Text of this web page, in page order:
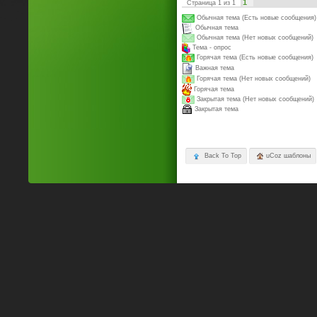
Страница1 из1 1
Обычная тема (Есть новые сообщения)
Обычная тема
Обычная тема (Нет новых сообщений)
Тема - опрос
Горячая тема (Есть новые сообщения)
Важная тема
Горячая тема (Нет новых сообщений)
Горячая тема
Закрытая тема (Нет новых сообщений)
Закрытая тема
Back To Top uCoz шаблоны